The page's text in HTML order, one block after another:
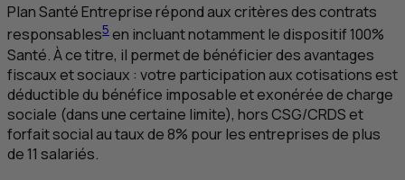
Plan Santé Entreprise répond aux critères des contrats
responsables5 en incluant notamment le dispositif 100%
Santé. À ce titre, il permet de bénéficier des avantages
fiscaux et sociaux : votre participation aux cotisations est
déductible du bénéfice imposable et exonérée de charge
sociale (dans une certaine limite), horsCSG/CRDSet
forfait social au taux de 8% pour les entreprises de plus
de 11 salariés.